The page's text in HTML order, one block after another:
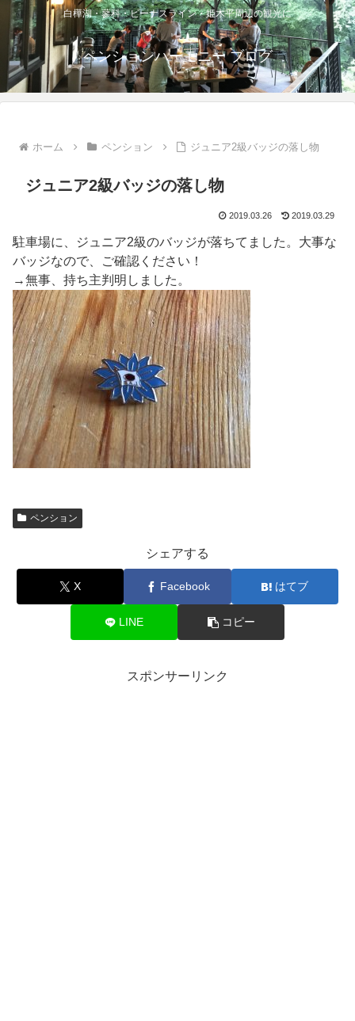
白樺湖・蓼科・ビーナスライン・姫木平周辺の観光に
ペンションハーモニー ブログ
ホーム ペンション ジュニア2級バッジの落し物
ジュニア2級バッジの落し物
2019.03.26 2019.03.29
駐車場に、ジュニア2級のバッジが落ちてました。大事な
バッジなので、ご確認ください！
→無事、持ち主判明しました。
ペンション
シェアする
X Facebook はてブ
LINE コピー
スポンサーリンク